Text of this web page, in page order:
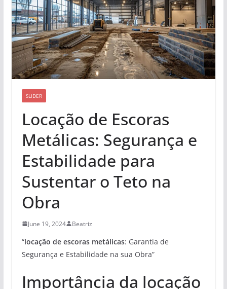
SLIDER
Locação de Escoras
Metálicas: Segurança e
Estabilidade para
Sustentar o Teto na
Obra
June 19, 2024 Beatriz
“locação de escoras metálicas: Garantia de
Segurança e Estabilidade na sua Obra”
Importância da locação